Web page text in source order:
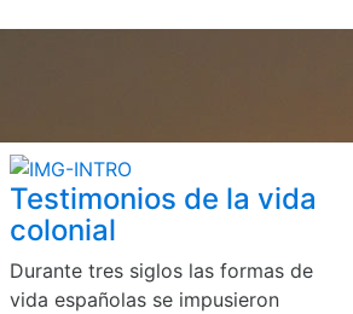
Testimonios de la vida
colonial
Durante tres siglos las formas de
vida españolas se impusieron